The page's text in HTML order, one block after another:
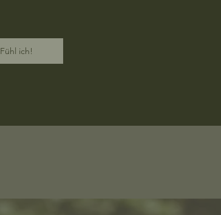
Fühl ich!